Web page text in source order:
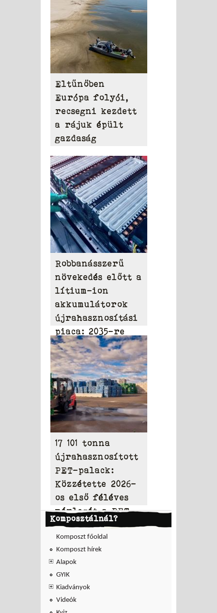
Eltűnőben
Európa folyói,
recsegni kezdett
a rájuk épült
gazdaság
Robbanásszerű
növekedés előtt a
lítium-ion
akkumulátorok
újrahasznosítási
piaca: 2035-re
elérheti a 31,95
milliárd dollárt
17 101 tonna
újrahasznosított
PET-palack:
Közzétette 2026-
os első féléves
mérlegét a PET
to PET
Komposztálnál?
Komposzt főoldal
Komposzt hírek
Alapok
GYIK
Kiadványok
Videók